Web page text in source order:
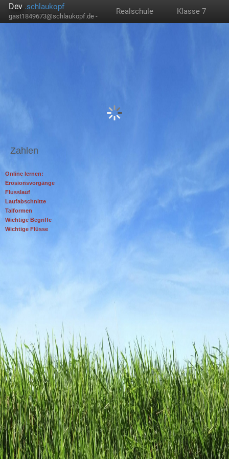
Dev .schlaukopf
gast1849673@schlaukopf.de -
Realschule Klasse 7
Zahlen
Online lernen:
Erosionsvorgänge
Flusslauf
Laufabschnitte
Talformen
Wichtige Begriffe
Wichtige Flüsse